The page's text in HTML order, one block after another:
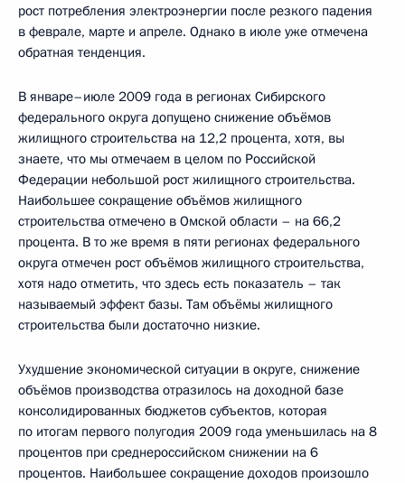
рост потребления электроэнергии после резкого падения
в феврале, марте и апреле. Однако в июле уже отмечена
обратная тенденция.
В январе–июле 2009 года в регионах Сибирского
федерального округа допущено снижение объёмов
жилищного строительства на 12,2 процента, хотя, вы
знаете, что мы отмечаем в целом по Российской
Федерации небольшой рост жилищного строительства.
Наибольшее сокращение объёмов жилищного
строительства отмечено в Омской области – на 66,2
процента. В то же время в пяти регионах федерального
округа отмечен рост объёмов жилищного строительства,
хотя надо отметить, что здесь есть показатель – так
называемый эффект базы. Там объёмы жилищного
строительства были достаточно низкие.
Ухудшение экономической ситуации в округе, снижение
объёмов производства отразилось на доходной базе
консолидированных бюджетов субъектов, которая
по итогам первого полугодия 2009 года уменьшилась на 8
процентов при среднероссийском снижении на 6
процентов. Наибольшее сокращение доходов произошло